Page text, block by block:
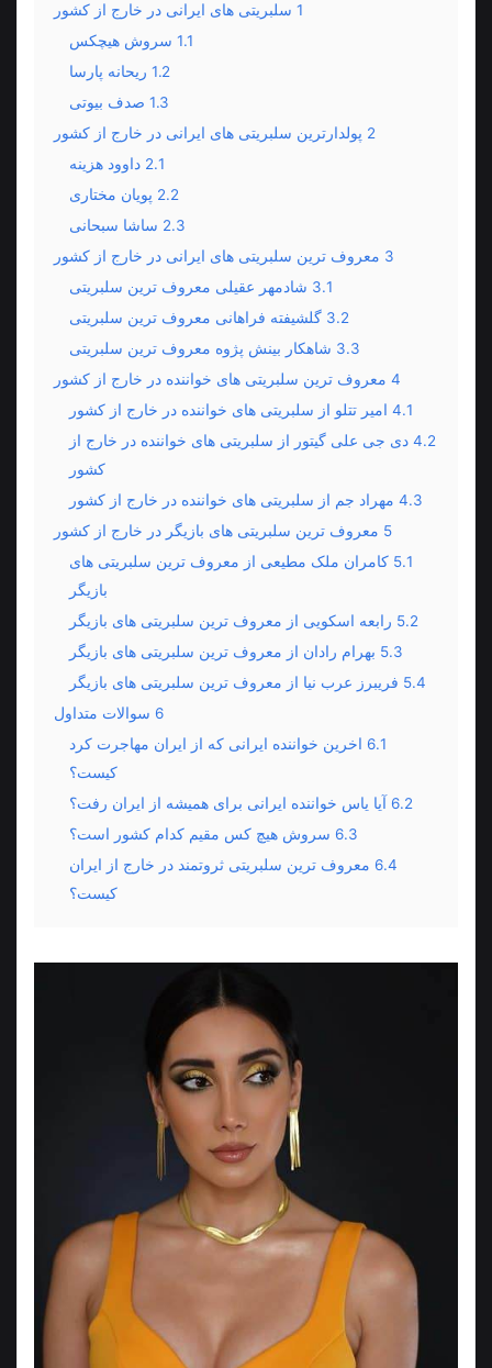
1 سلبریتی های ایرانی در خارج از کشور
1.1 سروش هیچکس
1.2 ریحانه پارسا
1.3 صدف بیوتی
2 پولدارترین سلبریتی های ایرانی در خارج از کشور
2.1 داوود هزینه
2.2 پویان مختاری
2.3 ساشا سبحانی
3 معروف ترین سلبریتی های ایرانی در خارج از کشور
3.1 شادمهر عقیلی معروف ترین سلبریتی
3.2 گلشیفته فراهانی معروف ترین سلبریتی
3.3 شاهکار بینش پژوه معروف ترین سلبریتی
4 معروف ترین سلبریتی های خواننده در خارج از کشور
4.1 امیر تتلو از سلبریتی های خواننده در خارج از کشور
4.2 دی جی علی گیتور از سلبریتی های خواننده در خارج از
کشور
4.3 مهراد جم از سلبریتی های خواننده در خارج از کشور
5 معروف ترین سلبریتی های بازیگر در خارج از کشور
5.1 کامران ملک مطیعی از معروف ترین سلبریتی های
بازیگر
5.2 رابعه اسکویی از معروف ترین سلبریتی های بازیگر
5.3 بهرام رادان از معروف ترین سلبریتی های بازیگر
5.4 فریبرز عرب نیا از معروف ترین سلبریتی های بازیگر
6 سوالات متداول
6.1 اخرین خواننده ایرانی که از ایران مهاجرت کرد
کیست؟
6.2 آیا یاس خواننده ایرانی برای همیشه از ایران رفت؟
6.3 سروش هیچ کس مقیم کدام کشور است؟
6.4 معروف ترین سلبریتی ثروتمند در خارج از ایران
کیست؟